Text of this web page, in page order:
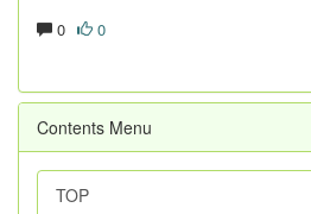
0 0
Contents Menu
TOP